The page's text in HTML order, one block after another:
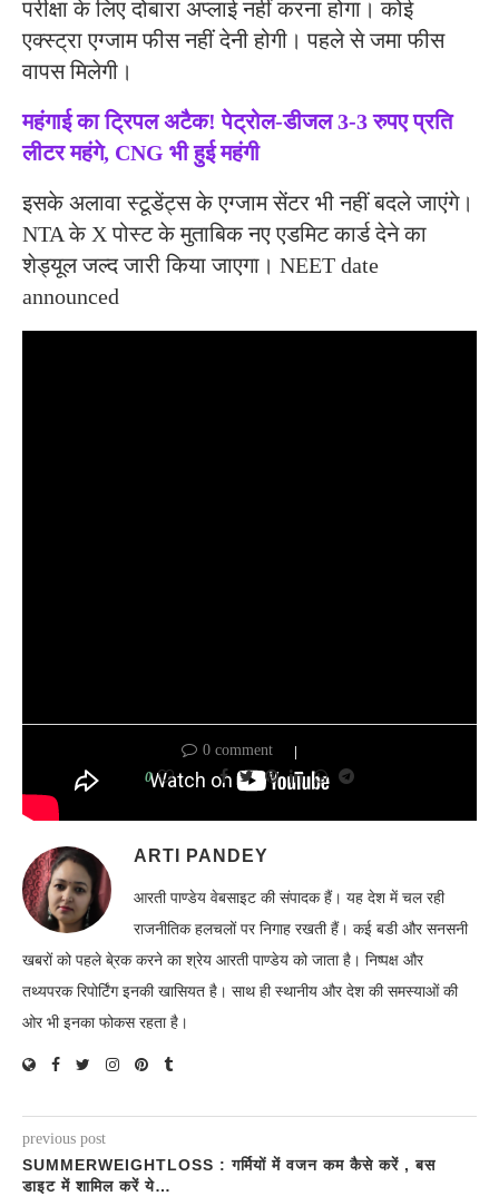
परीक्षा के लिए दोबारा अप्लाई नहीं करना होगा। कोई
एक्स्ट्रा एग्जाम फीस नहीं देनी होगी। पहले से जमा फीस
वापस मिलेगी।
महंगाई का ट्रिपल अटैक! पेट्रोल-डीजल 3-3 रुपए प्रति
लीटर महंगे, CNG भी हुई महंगी
इसके अलावा स्टूडेंट्स के एग्जाम सेंटर भी नहीं बदले जाएंगे।
NTA के X पोस्ट के मुताबिक नए एडमिट कार्ड देने का
शेड्यूल जल्द जारी किया जाएगा। NEET date
announced
0 comment
0
ARTI PANDEY
आरती पाण्डेय वेबसाइट की संपादक हैं। यह देश में चल रही
राजनीतिक हलचलों पर निगाह रखती हैं। कई बडी और सनसनी
खबरों को पहले बे्रक करने का श्रेय आरती पाण्डेय को जाता है। निष्पक्ष और
तथ्यपरक रिपोर्टिंग इनकी खासियत है। साथ ही स्थानीय और देश की समस्याओं की
ओर भी इनका फोकस रहता है।
previous post
SUMMERWEIGHTLOSS : गर्मियों में वजन कम कैसे करें , बस
डाइट में शामिल करें ये…